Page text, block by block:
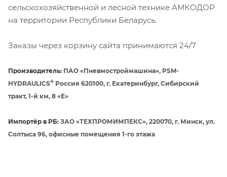
сельскохозяйственной и лесной технике АМКОДОР
на территории Республики Беларусь.
Заказы через корзину сайта принимаются 24/7
Производитель: ПАО «Пневмостроймашина», PSM-
HYDRAULICS® Россия 620100, г. Екатеринбург, Сибирский
тракт, 1-й км, 8 «Е»
Импортёр в РБ: ЗАО «ТЕХПРОМИМПЕКС», 220070, г. Минск, ул.
Солтыса 96, офисные помещения 1-го этажа